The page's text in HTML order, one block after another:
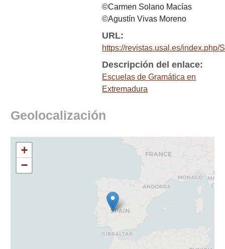
©Carmen Solano Macías
©Agustín Vivas Moreno
URL:
https://revistas.usal.es/
Descripción del enlace:
Escuelas de Gramática en
Extremadura
Geolocalización
+
−